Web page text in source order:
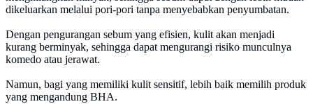
dikeluarkan melalui pori-pori tanpa menyebabkan penyumbatan.
Dengan pengurangan sebum yang efisien, kulit akan menjadi
kurang berminyak, sehingga dapat mengurangi risiko munculnya
komedo atau jerawat.
Namun, bagi yang memiliki kulit sensitif, lebih baik memilih produk
yang mengandung BHA.